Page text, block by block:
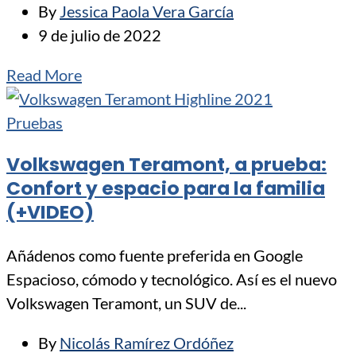
By Jessica Paola Vera García
9 de julio de 2022
Read More
Pruebas
Volkswagen Teramont, a prueba:
Confort y espacio para la familia
(+VIDEO)
Añádenos como fuente preferida en Google
Espacioso, cómodo y tecnológico. Así es el nuevo
Volkswagen Teramont, un SUV de...
By Nicolás Ramírez Ordóñez